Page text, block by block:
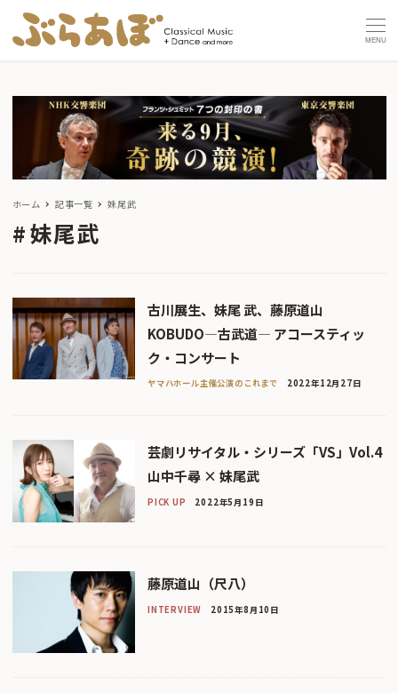
MENU
ホーム 記事一覧 妹尾武
妹尾武
古川展生、妹尾 武、藤原道山
KOBUDO―古武道― アコースティッ
ク・コンサート
ヤマハホール主催公演のこれまで 2022年12月27日
芸劇リサイタル・シリーズ「VS」Vol.4
山中千尋 × 妹尾武
PICK UP 2022年5月19日
藤原道山（尺八）
INTERVIEW 2015年8月10日